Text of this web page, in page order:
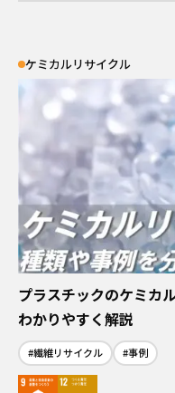
ケミカルリサイクル
プラスチックのケミカ
わかりやすく解説
#繊維リサイクル #事例